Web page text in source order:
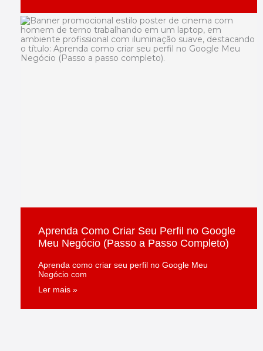
Aprenda Como Criar Seu Perfil no Google
Meu Negócio (Passo a Passo Completo)
Aprenda como criar seu perfil no Google Meu
Negócio com
Ler mais »